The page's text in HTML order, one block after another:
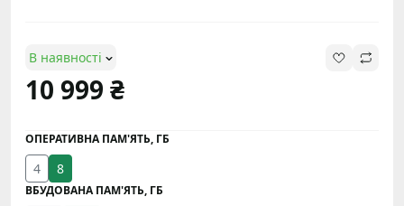
В наявності
10 999 ₴
ОПЕРАТИВНА ПАМ'ЯТЬ, ГБ
4 8
ВБУДОВАНА ПАМ'ЯТЬ, ГБ